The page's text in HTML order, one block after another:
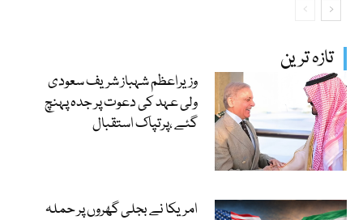
تازہ ترین
وزیراعظم شہباز شریف سعودی
ولی عہد کی دعوت پر جدہ پہنچ
گئے ،پرتپاک استقبال
امریکا نے بجلی گھروں پر حملہ